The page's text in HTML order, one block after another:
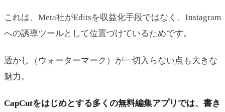
これは、Meta社がEditsを収益化手段ではなく、Instagram
への誘導ツールとして位置づけているためです。
透かし（ウォーターマーク）が一切入らない点も大きな
魅力。
CapCutをはじめとする多くの無料編集アプリでは、書き